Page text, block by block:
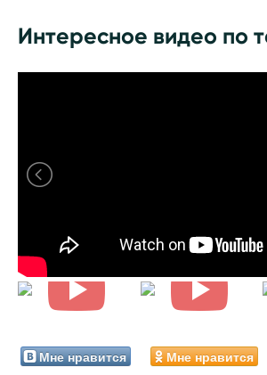
Интересное видео по
Мне нравится Мне нравится